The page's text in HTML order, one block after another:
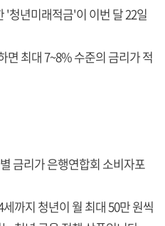
'청년미래적금'이 이번 달 22일
면 최대 7~8% 수준의 금리가 적
금리가 은행연합회 소비자포
까지 청년이 월 최대 50만 원씩